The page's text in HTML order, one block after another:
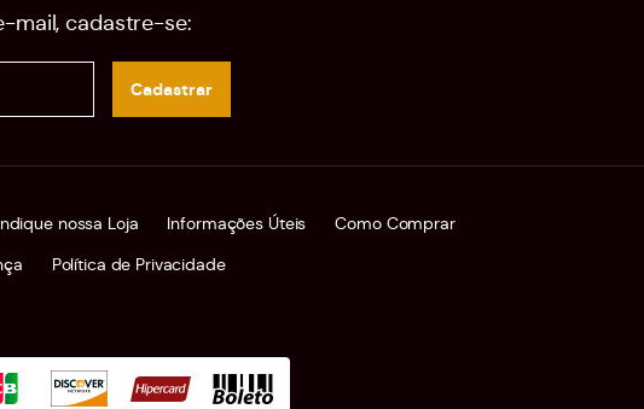
mail, cadastre-se:
Cadastrar
nossa Loja Informações Úteis
Como Comprar
Política de Privacidade